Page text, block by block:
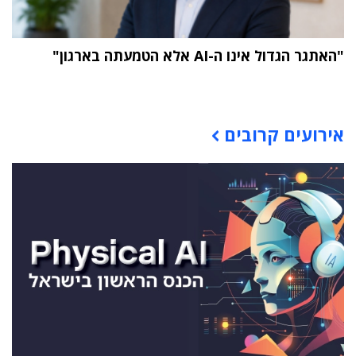
"האתגר הגדול אינו ה-AI אלא הטמעתה בארגון"
אירועים קרובים